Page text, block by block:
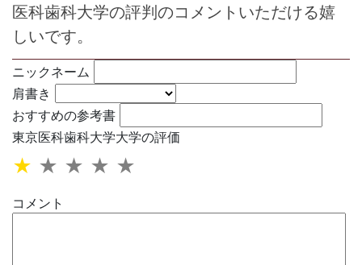
医科歯科大学の評判のコメントいただける嬉
しいです。
ニックネーム
肩書き
おすすめの参考書
東京医科歯科大学大学の評価
★ ★ ★ ★ ★
コメント